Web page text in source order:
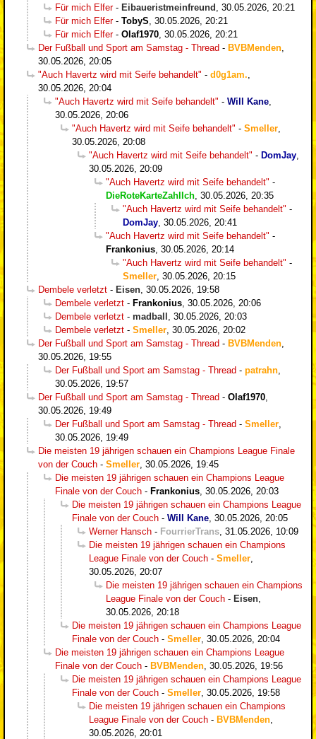
Für mich Elfer- Eibaueristmeinfreund
30.05.2026, 20:21
Für mich Elfer- TobyS 30.05.2026, 20:21
Für mich Elfer- Olaf1970 30.05.2026, 20:21
Der Fußball und Sport am Samstag - Thread - BVBMenden
30.05.2026, 20:05
"Auch Havertz wird mit Seife behandelt" - d0g1am.
30.05.2026, 20:04
"Auch Havertz wird mit Seife behandelt" - Will Kane
30.05.2026, 20:06
"Auch Havertz wird mit Seife behandelt" - Smeller
30.05.2026, 20:08
"Auch Havertz wird mit Seife behandelt" - DomJay
30.05.2026, 20:09
"Auch Havertz wird mit Seife behandelt" -
DieRoteKarteZahlIch 30.05.2026, 20:35
"Auch Havertz wird mit Seife behandelt" -
DomJay 30.05.2026, 20:41
"Auch Havertz wird mit Seife behandelt" -
Frankonius 30.05.2026, 20:14
"Auch Havertz wird mit Seife behandelt" -
Smeller 30.05.2026, 20:15
Dembele verletzt - Eisen 30.05.2026, 19:58
Dembele verletzt - Frankonius 30.05.2026, 20:06
Dembele verletzt - madball
30.05.2026, 20:03
Dembele verletzt - Smeller 30.05.2026, 20:02
Der Fußball und Sport am Samstag - Thread - BVBMenden
30.05.2026, 19:55
Der Fußball und Sport am Samstag - Thread - patrahn
30.05.2026, 19:57
Der Fußball und Sport am Samstag - Thread - Olaf1970
30.05.2026, 19:49
Der Fußball und Sport am Samstag - Thread - Smeller
30.05.2026, 19:49
Die meisten 19 jährigen schauen ein Champions League Finale
von der Couch - Smeller 30.05.2026, 19:45
Die meisten 19 jährigen schauen ein Champions League
Finale von der Couch - Frankonius 30.05.2026, 20:03
Die meisten 19 jährigen schauen ein Champions League
Finale von der Couch - Will Kane 30.05.2026, 20:05
Werner Hansch - FourrierTrans 31.05.2026, 10:09
Die meisten 19 jährigen schauen ein Champions
League Finale von der Couch - Smeller
30.05.2026, 20:07
Die meisten 19 jährigen schauen ein Champions
League Finale von der Couch - Eisen
30.05.2026, 20:18
Die meisten 19 jährigen schauen ein Champions League
Finale von der Couch - Smeller 30.05.2026, 20:04
Die meisten 19 jährigen schauen ein Champions League
Finale von der Couch - BVBMenden 30.05.2026, 19:56
Die meisten 19 jährigen schauen ein Champions League
Finale von der Couch - Smeller 30.05.2026, 19:58
Die meisten 19 jährigen schauen ein Champions
League Finale von der Couch - BVBMenden
30.05.2026, 20:01